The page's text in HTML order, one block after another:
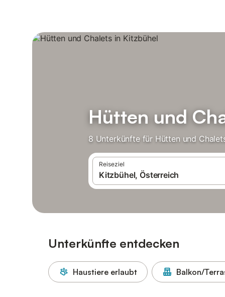
Hütten und
8 Unterkünfte für Hütten und
Reiseziel
Unterkünfte entdecken
Haustiere erlaubt Balkon/